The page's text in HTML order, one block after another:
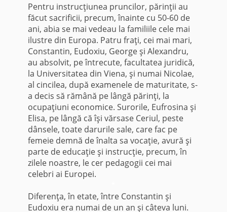
Pentru instrucţiunea pruncilor, părinţii au
făcut sacrificii, precum, înainte cu 50-60 de
ani, abia se mai vedeau la familiile cele mai
ilustre din Eu­ropa. Patru fraţi, cei mai mari,
Constantin, Eudoxiu, George şi Alexandru,
au absolvit, pe întrecute, facul­tatea juridică,
la Universitatea din Viena, şi numai Nicolae,
al cincilea, după examenele de maturitate, s-
a decis să rămână pe lângă părinţi, la
ocupaţiuni economice. Surorile, Eufrosina şi
Elisa, pe lângă că îşi vărsase Ceriul, peste
dânsele, toate darurile sale, care fac pe
femeie demnă de înalta sa vocaţie, avură şi
parte de educaţie şi instrucţie, precum, în
zilele noastre, le cer pedagogii cei mai
celebri ai Europei.
Diferenţa, în etate, între Constantin şi
Eudoxiu era numai de un an şi câteva luni.